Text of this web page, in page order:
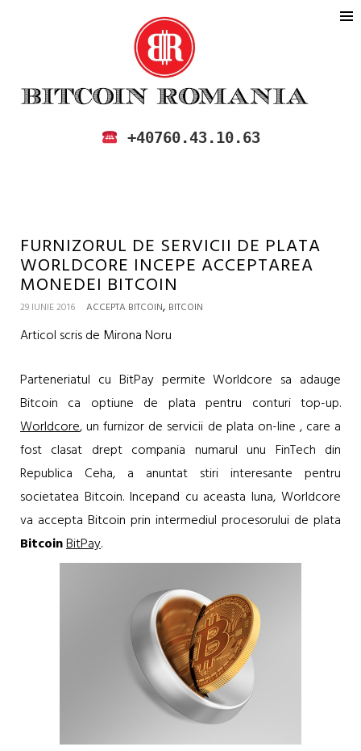
BITCOIN ROMANIA
CUMPARA SI VINDE BITCOIN IN
+40760.43.10.63
FURNIZORUL DE SERVICII DE PLATA
WORLDCORE INCEPE ACCEPTAREA
MONEDEI BITCOIN
29 IUNIE 2016 ACCEPTA BITCOIN, BITCOIN
Articol scris de Mirona Noru
Parteneriatul cu BitPay permite Worldcore sa adauge
Bitcoin ca optiune de plata pentru conturi top-up.
Worldcore, un furnizor de servicii de plata on-line , care a
fost clasat drept compania numarul unu FinTech din
Republica Ceha, a anuntat stiri interesante pentru
societatea Bitcoin. Incepand cu aceasta luna, Worldcore
va accepta Bitcoin prin intermediul procesorului de plata
BitcoinBitPay.